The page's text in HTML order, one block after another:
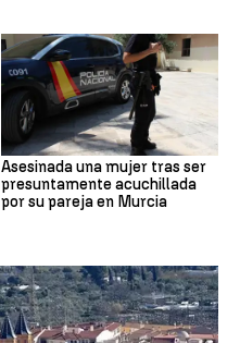
Asesinada una mujer tras ser
presuntamente acuchillada
por su pareja en Murcia